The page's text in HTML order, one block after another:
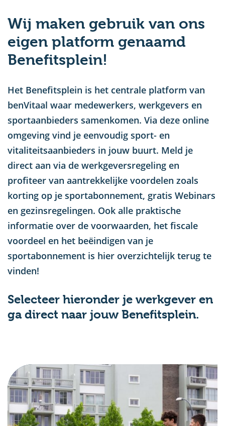
Wij maken gebruik van ons
eigen platform genaamd
Benefitsplein!
Het Benefitsplein is het centrale platform van
benVitaal waar medewerkers, werkgevers en
sportaanbieders samenkomen. Via deze online
omgeving vind je eenvoudig sport- en
vitaliteitsaanbieders in jouw buurt. Meld je
direct aan via de werkgeversregeling en
profiteer van aantrekkelijke voordelen zoals
korting op je sportabonnement, gratis Webinars
en gezinsregelingen. Ook alle praktische
informatie over de voorwaarden, het fiscale
voordeel en het beëindigen van je
sportabonnement is hier overzichtelijk terug te
vinden!
Selecteer hieronder je werkgever en
ga direct naar jouw Benefitsplein.